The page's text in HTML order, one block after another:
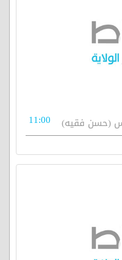
(حسن فقيه) 11:00